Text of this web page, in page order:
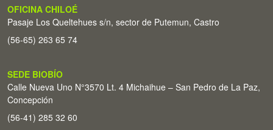
OFICINA CHILOÉ
Pasaje Los Queltehues s/n, sector de Putemun, Castro
(56-65) 263 65 74
SEDE BIOBÍO
Calle Nueva Uno N°3570 Lt. 4 Michaihue – San Pedro de La Paz,
Concepción
(56-41) 285 32 60